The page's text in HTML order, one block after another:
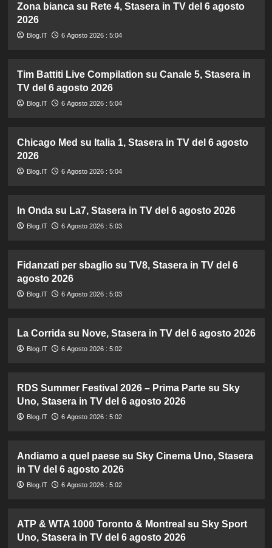
Zona bianca su Rete 4, Stasera in TV del 6 agosto
2026
Blog.IT 6 Agosto 2026 : 5:04
Tim Battiti Live Compilation su Canale 5, Stasera in
TV del 6 agosto 2026
Blog.IT 6 Agosto 2026 : 5:04
Chicago Med su Italia 1, Stasera in TV del 6 agosto
2026
Blog.IT 6 Agosto 2026 : 5:04
In Onda su La7, Stasera in TV del 6 agosto 2026
Blog.IT 6 Agosto 2026 : 5:03
Fidanzati per sbaglio su TV8, Stasera in TV del 6
agosto 2026
Blog.IT 6 Agosto 2026 : 5:03
La Corrida su Nove, Stasera in TV del 6 agosto 2026
Blog.IT 6 Agosto 2026 : 5:02
RDS Summer Festival 2026 – Prima Parte su Sky
Uno, Stasera in TV del 6 agosto 2026
Blog.IT 6 Agosto 2026 : 5:02
Andiamo a quel paese su Sky Cinema Uno, Stasera
in TV del 6 agosto 2026
Blog.IT 6 Agosto 2026 : 5:02
ATP & WTA 1000 Toronto & Montreal su Sky Sport
Uno, Stasera in TV del 6 agosto 2026